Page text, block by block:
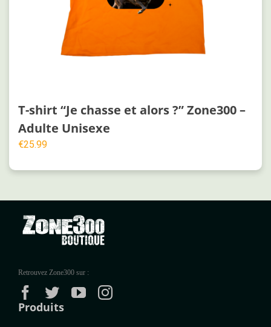
T-shirt “Je chasse et alors ?” Zone300 –
Adulte Unisexe
€25.99
Retrouvez Zone300 sur :
Produits